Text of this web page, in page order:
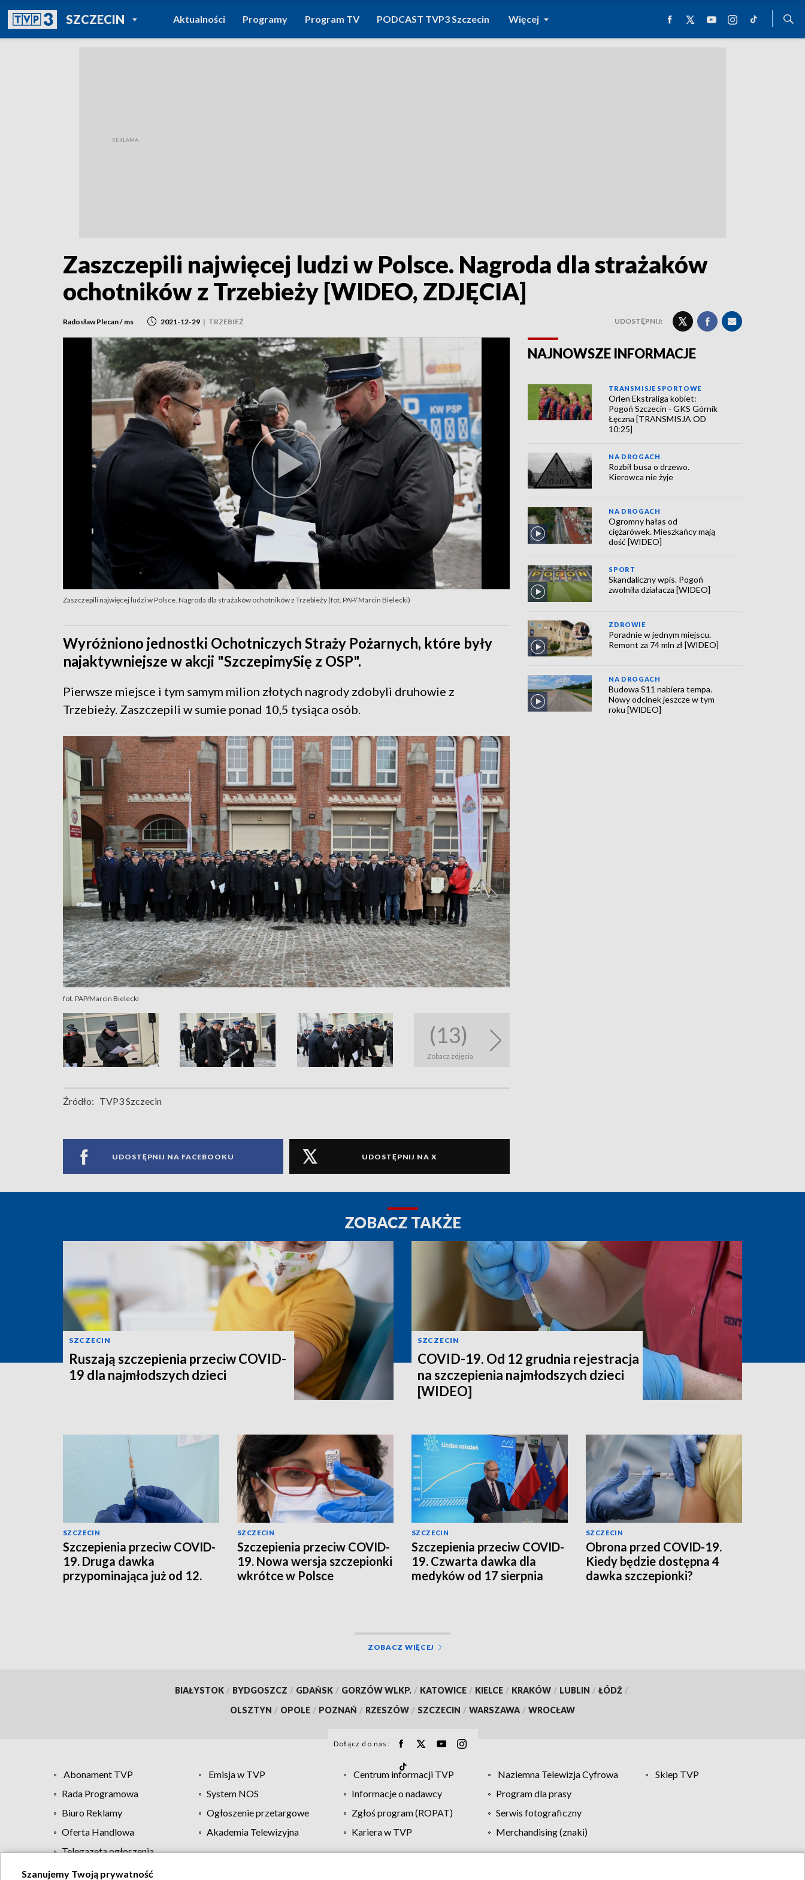
SZCZECINPOWRÓT DO
TVP REGIONY
Aktualności Programy Program TV PODCAST TVP3 Szczecin Więcej
Zaszczepili najwięcej ludzi w Polsce. Nagroda dla strażaków
ochotników z Trzebieży [WIDEO, ZDJĘCIA]
Radosław Plecan / ms 2021-12-29 | TRZEBIEŻ UDOSTĘPNIJ:
Zaszczepili najwięcej ludzi w Polsce. Nagroda dla strażaków ochotników z Trzebieży (fot. PAP/ Marcin Bielecki)
Wyróżniono jednostki Ochotniczych Straży Pożarnych, które były
najaktywniejsze w akcji "SzczepimySię z OSP".
Pierwsze miejsce i tym samym milion złotych nagrody zdobyli druhowie z
Trzebieży. Zaszczepili w sumie ponad 10,5 tysiąca osób.
fot. PAP/Marcin Bielecki
(13)
Zobacz zdjęcia
Źródło: TVP3 Szczecin
UDOSTĘPNIJ NA FACEBOOKU UDOSTĘPNIJ NA X
NAJNOWSZE INFORMACJE
TRANSMISJE SPORTOWE
Orlen Ekstraliga kobiet:
Pogoń Szczecin - GKS Górnik
Łęczna [TRANSMISJA OD
10:25]
NA DROGACH
Rozbił busa o drzewo.
Kierowca nie żyje
NA DROGACH
Ogromny hałas od
ciężarówek. Mieszkańcy mają
dość [WIDEO]
SPORT
Skandaliczny wpis. Pogoń
zwolniła działacza [WIDEO]
ZDROWIE
Poradnie w jednym miejscu.
Remont za 74 mln zł [WIDEO]
NA DROGACH
Budowa S11 nabiera tempa.
Nowy odcinek jeszcze w tym
roku [WIDEO]
ZOBACZ TAKŻE
SZCZECIN
Ruszają szczepienia przeciw COVID-
19 dla najmłodszych dzieci
SZCZECIN
COVID-19. Od 12 grudnia rejestracja
na szczepienia najmłodszych dzieci
[WIDEO]
SZCZECIN
Szczepienia przeciw COVID-
19. Druga dawka
przypominająca już od 12.
SZCZECIN
Szczepienia przeciw COVID-
19. Nowa wersja szczepionki
wkrótce w Polsce
SZCZECIN
Szczepienia przeciw COVID-
19. Czwarta dawka dla
medyków od 17 sierpnia
SZCZECIN
Obrona przed COVID-19.
Kiedy będzie dostępna 4
dawka szczepionki?
ZOBACZ WIĘCEJ
BIAŁYSTOK / BYDGOSZCZ / GDAŃSK / GORZÓW WLKP. / KATOWICE / KIELCE / KRAKÓW / LUBLIN / ŁÓDŹ /
OLSZTYN / OPOLE / POZNAŃ / RZESZÓW / SZCZECIN / WARSZAWA / WROCŁAW
Dołącz do nas:
Abonament TVP Emisja w TVP Centrum informacji TVP Naziemna Telewizja Cyfrowa
Sklep TVP
Rada Programowa
System NOS Informacje o nadawcy
Program dla prasy
Biuro Reklamy
Ogłoszenie przetargowe Zgłoś program (ROPAT)
Serwis fotograficzny
Oferta Handlowa
Akademia Telewizyjna Kariera w TVP
Merchandising (znaki)
Telegazeta ogłoszenia
Szanujemy Twoją prywatność